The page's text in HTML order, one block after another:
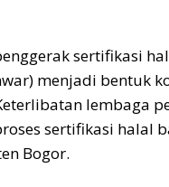
sertifikasi
menjadi bentuk
lembaga
sertifikasi halal
Bogor.